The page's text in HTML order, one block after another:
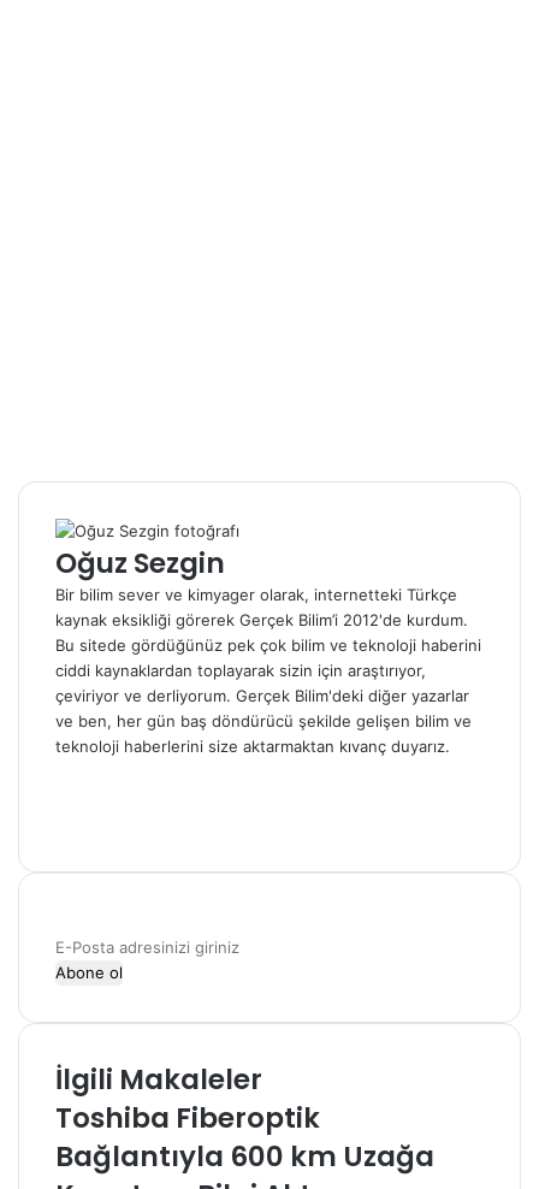
Oğuz Sezgin
Bir bilim sever ve kimyager olarak, internetteki Türkçe
kaynak eksikliği görerek Gerçek Bilim’i 2012'de kurdum.
Bu sitede gördüğünüz pek çok bilim ve teknoloji haberini
ciddi kaynaklardan toplayarak sizin için araştırıyor,
çeviriyor ve derliyorum. Gerçek Bilim'deki diğer yazarlar
ve ben, her gün baş döndürücü şekilde gelişen bilim ve
teknoloji haberlerini size aktarmaktan kıvanç duyarız.
E-
Posta
giriniz
İlgili Makaleler
Toshiba Fiberoptik
Bağlantıyla 600 km Uzağa